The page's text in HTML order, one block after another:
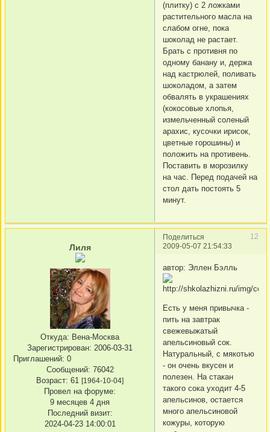
(плитку) с 2 ложками
растительного масла на
слабом огне, пока
шоколад не растает.
Брать с противня по
одному банану и, держа
над кастрюлей, поливать
шоколадом, а затем
обвалять в украшениях
(кокосовые хлопья,
измельченный соленый
арахис, кусочки ирисок,
цветные горошины) и
положить на противень.
Поставить в морозилку
на час. Перед подачей на
стол дать постоять 5
минут.
Поделиться
12
2009-05-07 21:54:33
Лиля
Откуда: Вена-Москва
Зарегистрирован: 2006-03-31
Приглашений: 0
Сообщений: 76042
Возраст: 61 [1964-10-04]
Провел на форуме:
9 месяцев 4 дня
Последний визит:
2024-04-23 14:00:01
автор: Эллен Бэлль
Есть у меня привычка -
пить на завтрак
свежевыжатый
апельсиновый сок.
Натуральный, с мякотью
- он очень вкусен и
полезен. На стакан
такого сока уходит 4-5
апельсинов, остается
много апельсиновой
кожуры, которую